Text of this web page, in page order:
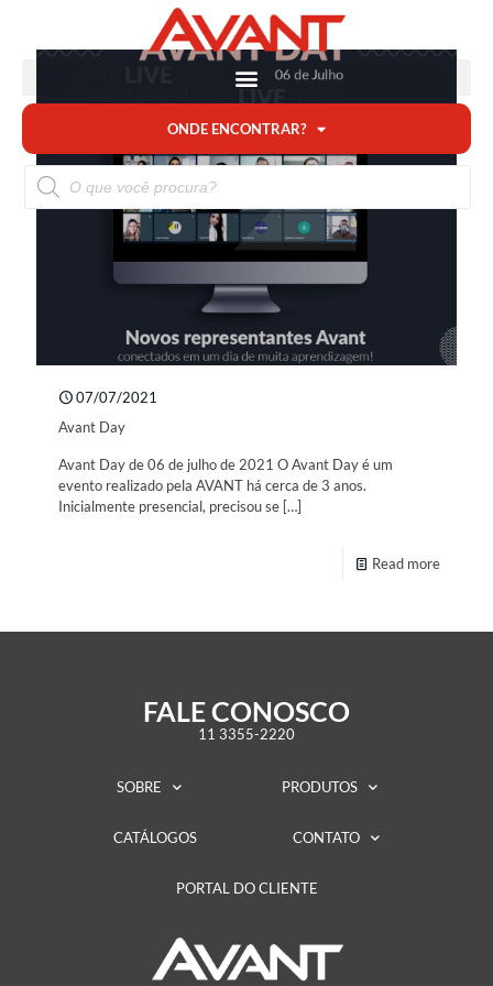
ONDE ENCONTRAR?
07/07/2021
Avant Day
Avant Day de 06 de julho de 2021 O Avant Day é um
evento realizado pela AVANT há cerca de 3 anos.
Inicialmente presencial, precisou se […]
Read more
FALE CONOSCO
11 3355-2220
SOBRE PRODUTOS
CATÁLOGOS CONTATO
PORTAL DO CLIENTE